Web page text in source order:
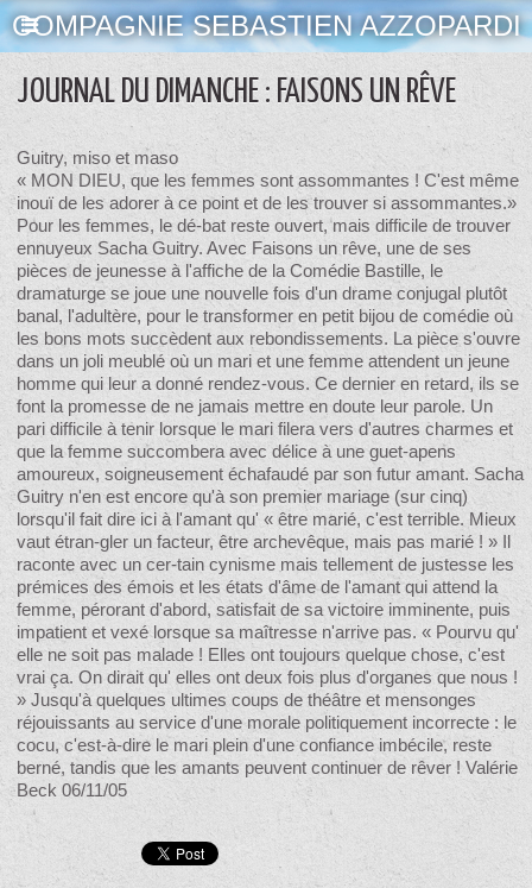
COMPAGNIE SEBASTIEN AZZOPARDI
JOURNAL DU DIMANCHE : FAISONS UN RÊVE
Guitry, miso et maso
« MON DIEU, que les femmes sont assommantes ! C'est même
inouï de les adorer à ce point et de les trouver si assommantes.»
Pour les femmes, le dé-bat reste ouvert, mais difficile de trouver
ennuyeux Sacha Guitry. Avec Faisons un rêve, une de ses
pièces de jeunesse à l'affiche de la Comédie Bastille, le
dramaturge se joue une nouvelle fois d'un drame conjugal plutôt
banal, l'adultère, pour le transformer en petit bijou de comédie où
les bons mots succèdent aux rebondissements. La pièce s'ouvre
dans un joli meublé où un mari et une femme attendent un jeune
homme qui leur a donné rendez-vous. Ce dernier en retard, ils se
font la promesse de ne jamais mettre en doute leur parole. Un
pari difficile à tenir lorsque le mari filera vers d'autres charmes et
que la femme succombera avec délice à une guet-apens
amoureux, soigneusement échafaudé par son futur amant. Sacha
Guitry n'en est encore qu'à son premier mariage (sur cinq)
lorsqu'il fait dire ici à l'amant qu' « être marié, c'est terrible. Mieux
vaut étran-gler un facteur, être archevêque, mais pas marié ! » Il
raconte avec un cer-tain cynisme mais tellement de justesse les
prémices des émois et les états d'âme de l'amant qui attend la
femme, pérorant d'abord, satisfait de sa victoire imminente, puis
impatient et vexé lorsque sa maîtresse n'arrive pas. « Pourvu qu'
elle ne soit pas malade ! Elles ont toujours quelque chose, c'est
vrai ça. On dirait qu' elles ont deux fois plus d'organes que nous !
» Jusqu'à quelques ultimes coups de théâtre et mensonges
réjouissants au service d'une morale politiquement incorrecte : le
cocu, c'est-à-dire le mari plein d'une confiance imbécile, reste
berné, tandis que les amants peuvent continuer de rêver ! Valérie
Beck 06/11/05